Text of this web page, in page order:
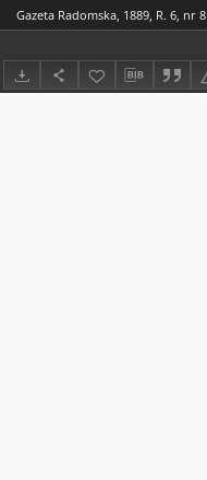
Gazeta Radomska, 1889, R. 6, nr 8